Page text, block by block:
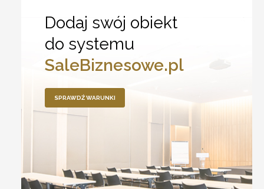
Dodaj swój obiekt
do systemu
SaleBiznesowe.pl
SPRAWDŹ WARUNKI